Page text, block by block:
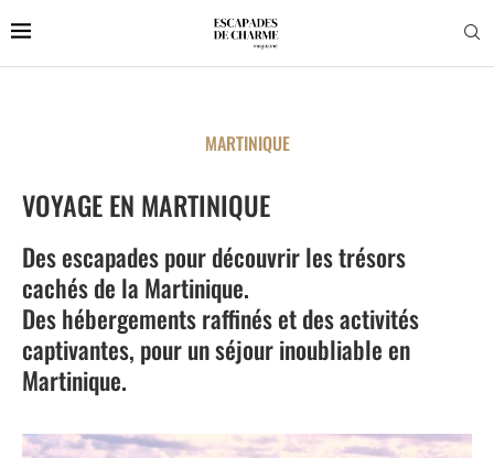
MARTINIQUE
VOYAGE EN MARTINIQUE
Des escapades pour découvrir les trésors
cachés de la Martinique.
Des hébergements raffinés et des activités
captivantes, pour un séjour inoubliable en
Martinique.